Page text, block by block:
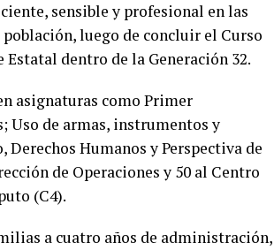
sensible y profesional en las
luego de concluir el Curso
dentro de la Generación 32.
asignaturas como Primer
Uso de armas, instrumentos y
Humanos y Perspectiva de
de Operaciones y 50 al Centro
(C4).
a cuatro años de administración,